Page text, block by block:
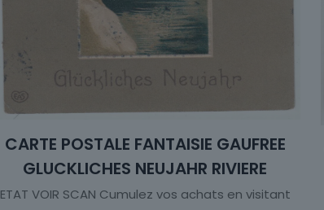
CARTE POSTALE FANTAISIE GAUFREE
GLUCKLICHES NEUJAHR RIVIERE
ETAT VOIR SCAN Cumulez vos achats en visitant